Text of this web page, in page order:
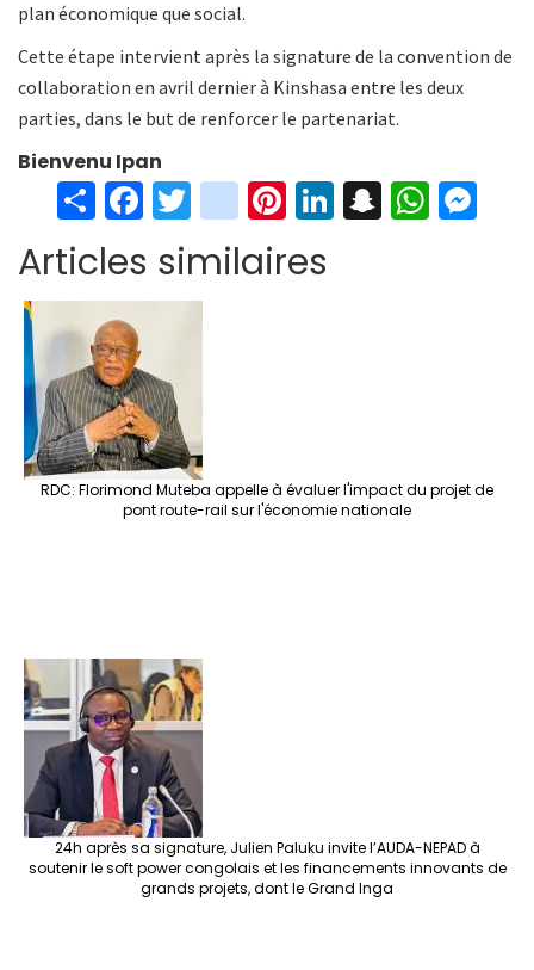
plan économique que social.
Cette étape intervient après la signature de la convention de
collaboration en avril dernier à Kinshasa entre les deux
parties, dans le but de renforcer le partenariat.
Bienvenu Ipan
S
h
ar
e
Fa
ce
b
o
k
T
wi
tt
er
in
st
ag
Pi
er
Li S W
Articles similaires
RDC: Florimond Muteba appelle à évaluer l'impact du projet de
pont route-rail sur l'économie nationale
24h après sa signature, Julien Paluku invite l’AUDA-NEPAD à
soutenir le soft power congolais et les financements innovants de
grands projets, dont le Grand Inga